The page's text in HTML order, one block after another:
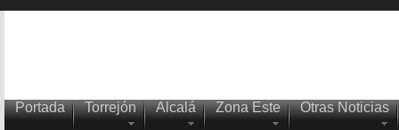
Portada Torrejón Alcalá Zona Este Otras Noticias